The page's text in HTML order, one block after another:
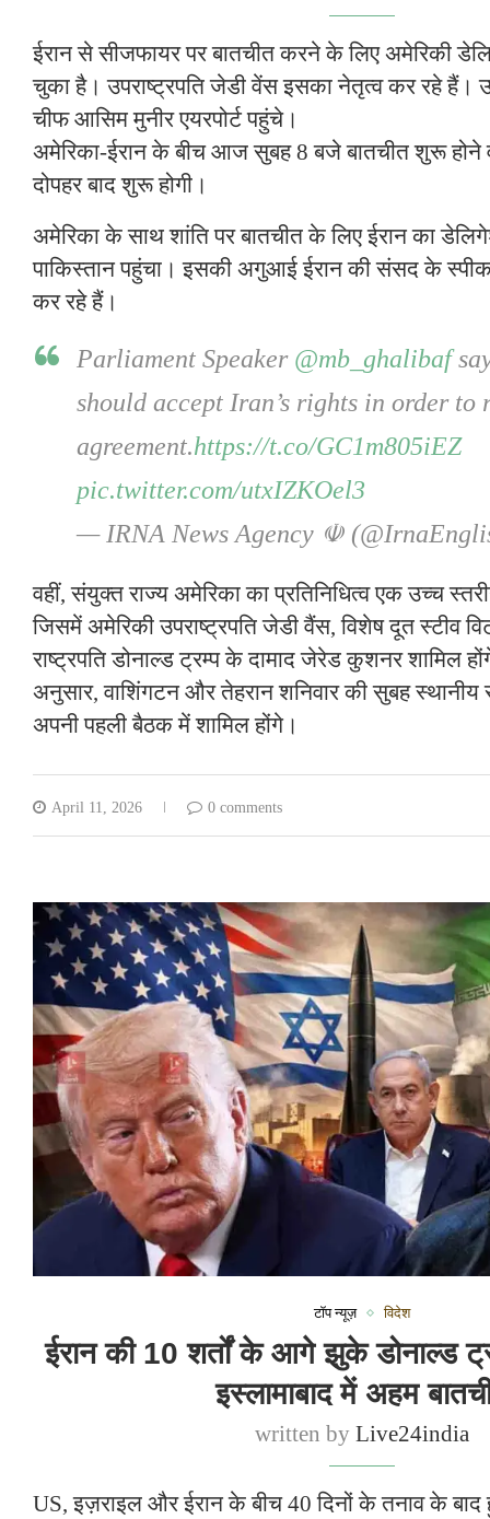
ईरान से सीजफायर पर बातचीत करने के लिए अमेरिकी
चुका है। उपराष्ट्रपति जेडी वेंस इसका नेतृत्व कर रहे हैं।
चीफ आसिम मुनीर एयरपोर्ट पहुंचे।
अमेरिका-ईरान के बीच आज सुबह 8 बजे बातचीत शुरू होने
दोपहर बाद शुरू होगी।
अमेरिका के साथ शांति पर बातचीत के लिए ईरान का
पाकिस्तान पहुंचा। इसकी अगुआई ईरान की संसद के
कर रहे हैं।
Parliament Speaker @mb_ghalibaf
should accept Iran’s rights in order to
agreement.https://t.co/GC1m805iEZ
pic.twitter.com/utxIZKOel3
— IRNA News Agency ☫
वहीं, संयुक्त राज्य अमेरिका का प्रतिनिधित्व एक उच्च
जिसमें अमेरिकी उपराष्ट्रपति जेडी वैंस, विशेष दूत स्टीव
राष्ट्रपति डोनाल्ड ट्रम्प के दामाद जेरेड कुशनर शामिल
अनुसार, वाशिंगटन और तेहरान शनिवार की सुबह स्थानीय
अपनी पहली बैठक में शामिल होंगे।
April 11, 2026 0 comments
टॉप न्यूज़ विदेश
ईरान की 10 शर्तों के आगे झुके डोनाल्ड
इस्लामाबाद में अहम
written byLive24india
US, इज़राइल और ईरान के बीच 40 दिनों के तनाव के